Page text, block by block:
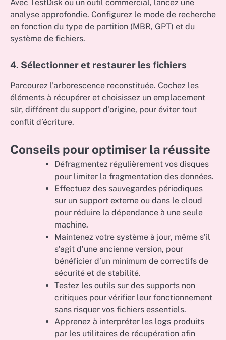
Avec TestDisk ou un outil commercial, lancez une
analyse approfondie. Configurez le mode de recherche
en fonction du type de partition (MBR, GPT) et du
système de fichiers.
4. Sélectionner et restaurer les fichiers
Parcourez l’arborescence reconstituée. Cochez les
éléments à récupérer et choisissez un emplacement
sûr, différent du support d’origine, pour éviter tout
conflit d’écriture.
Conseils pour optimiser la réussite
Défragmentez régulièrement vos disques
pour limiter la fragmentation des données.
Effectuez des sauvegardes périodiques
sur un support externe ou dans le cloud
pour réduire la dépendance à une seule
machine.
Maintenez votre système à jour, même s’il
s’agit d’une ancienne version, pour
bénéficier d’un minimum de correctifs de
sécurité et de stabilité.
Testez les outils sur des supports non
critiques pour vérifier leur fonctionnement
sans risquer vos fichiers essentiels.
Apprenez à interpréter les logs produits
par les utilitaires de récupération afin